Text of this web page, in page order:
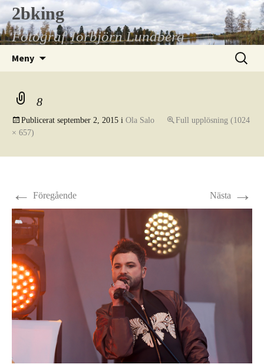
Hoppa
till
innehåll
2bking
Fotograf Torbjörn Lundberg
Meny
Sök
efter:
8
Publicerat september 2, 2015 i Ola Salo
Full upplösning (1024
× 657)
← Föregående Nästa →